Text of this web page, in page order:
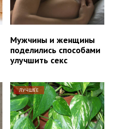
Мужчины и женщины
поделились способами
улучшить секс
ЛУЧШЕЕ